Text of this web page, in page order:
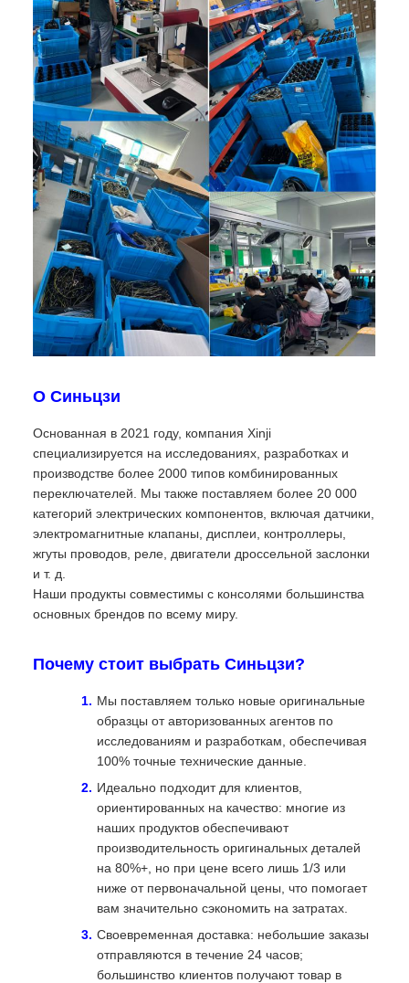
О Синьцзи
Основанная в 2021 году, компания Xinji
специализируется на исследованиях, разработках и
производстве более 2000 типов комбинированных
переключателей. Мы также поставляем более 20 000
категорий электрических компонентов, включая датчики,
электромагнитные клапаны, дисплеи, контроллеры,
жгуты проводов, реле, двигатели дроссельной заслонки
и т. д.
Наши продукты совместимы с консолями большинства
основных брендов по всему миру.
Почему стоит выбрать Синьцзи?
Мы поставляем только новые оригинальные
образцы от авторизованных агентов по
исследованиям и разработкам, обеспечивая
100% точные технические данные.
Идеально подходит для клиентов,
ориентированных на качество: многие из
наших продуктов обеспечивают
производительность оригинальных деталей
на 80%+, но при цене всего лишь 1/3 или
ниже от первоначальной цены, что помогает
вам значительно сэкономить на затратах.
Своевременная доставка: небольшие заказы
отправляются в течение 24 часов;
большинство клиентов получают товар в